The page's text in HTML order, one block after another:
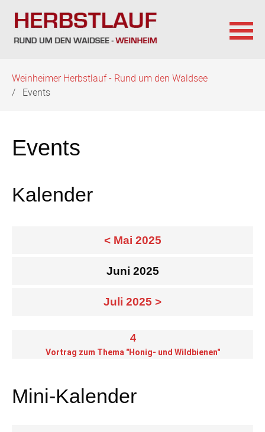
überspringen
Weinheimer Herbstlauf - Rund um den Waldsee
Events
Events
Kalender
< Mai 2025
Juni 2025
Juli 2025 >
4
Vortrag zum Thema "Honig- und Wildbienen"
Mini-Kalender